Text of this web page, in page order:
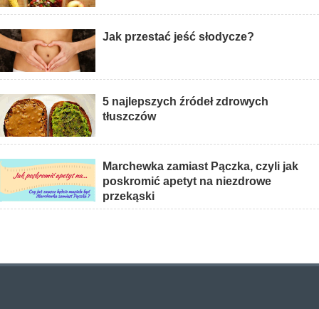
Jak przestać jeść słodycze?
5 najlepszych źródeł zdrowych
tłuszczów
Marchewka zamiast Pączka, czyli jak
poskromić apetyt na niezdrowe
przekąski